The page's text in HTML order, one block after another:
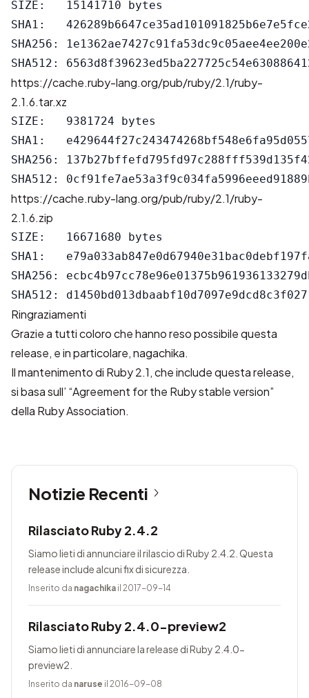
SIZE:   15141710 bytes
SHA1:
SHA256:
https://cache.ruby-lang.org/pub/ruby/2.1/ruby-
2.1.6.tar.xz
SIZE:   9381724 bytes
SHA1:
SHA256:
https://cache.ruby-lang.org/pub/ruby/2.1/ruby-
2.1.6.zip
SIZE:   16671680 bytes
SHA1:
SHA256:
Ringraziamenti
Grazie a tutti coloro che hanno reso possibile questa
release, e in particolare, nagachika.
Il mantenimento di Ruby 2.1, che include questa release,
si basa sull’ “Agreement for the Ruby stable version”
della Ruby Association.
Notizie Recenti
Rilasciato Ruby 2.4.2
Siamo lieti di annunciare il rilascio di Ruby 2.4.2. Questa
release include alcuni fix di sicurezza.
Inserito da nagachika il 2017-09-14
Rilasciato Ruby 2.4.0-preview2
Siamo lieti di annunciare la release di Ruby 2.4.0-
preview2.
Inserito da naruse il 2016-09-08